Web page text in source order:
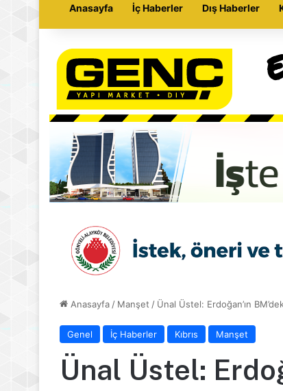
Anasayfa İç Haberler Dış Haberler
Anasayfa / Manşet / Ünal Üstel: Erdoğan’ın
Genel İç Haberler Kıbrıs Manşet
Ünal Üstel: